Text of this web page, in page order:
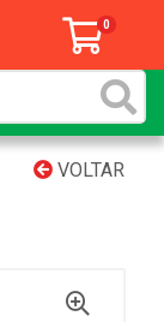
0
VOLTAR